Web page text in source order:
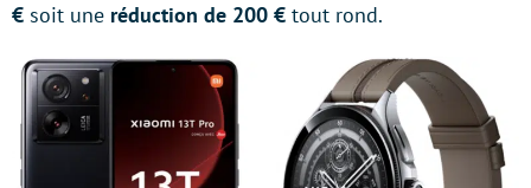
€ soit une réduction de 200 € tout rond.